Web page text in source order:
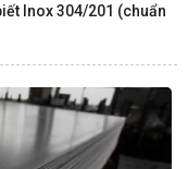
Inox 304/201 (chuẩn